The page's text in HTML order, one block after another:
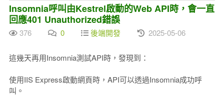
Insomnia呼叫由Kestrel啟動的Web API時，會一直
回應401 Unauthorized錯誤
376 0 後端開發 2025-05-06
這幾天再用Insomnia測試API時，發現到：
使用IIS Express啟動網頁時，API可以透過Insomnia成功呼
叫。